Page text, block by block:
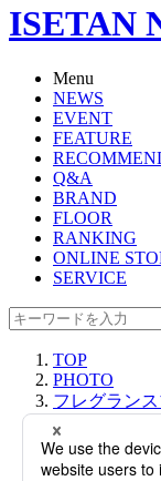
ISETAN
Menu
NEWS
EVENT
FEATURE
Q&A
BRAND
FLOOR
RANKING
ONLINE
SERVICE
TOP
PHOTO
フレグラン
リ＞がポップ
によるウェル
【伊勢丹新